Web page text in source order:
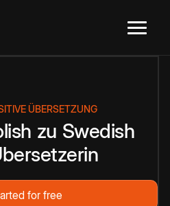
ÜBERSETZUNG
zu Swedish
for free